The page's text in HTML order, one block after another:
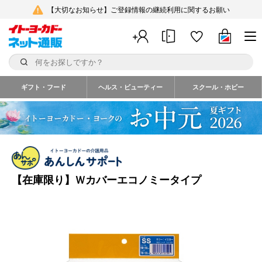
【大切なお知らせ】ご登録情報の継続利用に関するお願い
ギフト・フード ヘルス・ビューティー スクール・ホビー
【在庫限り】Ｗカバーエコノミータイプ